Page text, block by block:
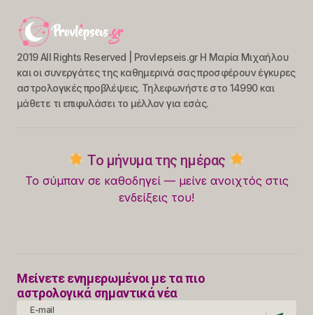
2019 All Rights Reserved | Provlepseis.gr Η Μαρία Μιχαήλου
και οι συνεργάτες της καθημερινά σας προσφέρουν έγκυρες
αστρολογικές προβλέψεις. Τηλεφωνήστε στο 14990 και
μάθετε τι επιφυλάσει το μέλλον για εσάς.
Το μήνυμα της ημέρας
Το σύμπαν σε καθοδηγεί — μείνε ανοιχτός στις
ενδείξεις του!
Μείνετε ενημερωμένοι με τα πιο
αστρολογικά σημαντικά νέα
E-mail